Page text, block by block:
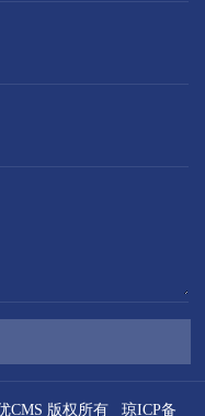
CMS 版权所有 琼ICP备